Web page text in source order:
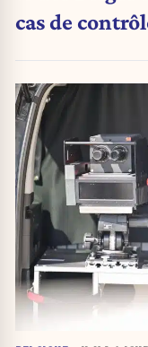
cas de